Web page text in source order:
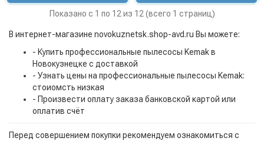
Показано с 1 по 12 из 12 (всего 1 страниц)
В интернет-магазине novokuznetsk.shop-avd.ru Вы можете:
- Купить профессиональные пылесосы Kemak в
Новокузнецке с доставкой
- Узнать цены на профессиональные пылесосы Kemak:
стоиомсть низкая
- Произвести оплату заказа банковской картой или
оплатив счёт
Перед совершением покупки рекомендуем ознакомиться с